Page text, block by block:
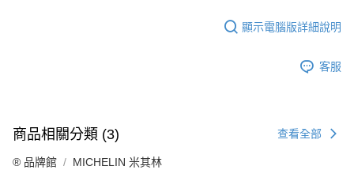
顯示電腦版詳細說明
客服
商品相關分類 (3) 查看全部
®️ 品牌館 MICHELIN 米其林